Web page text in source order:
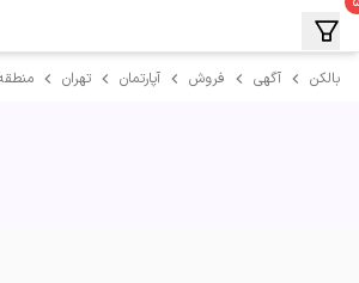
بالکن آگهی فروش آپارتمان تهران